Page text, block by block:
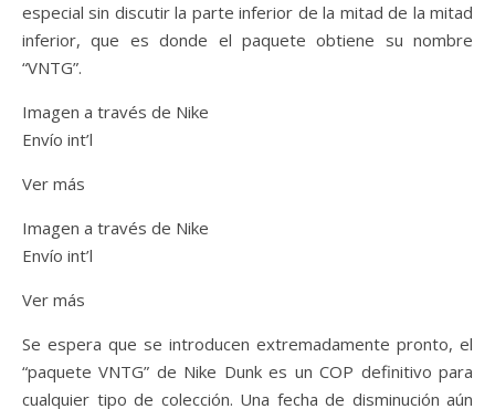
especial sin discutir la parte inferior de la mitad de la mitad
inferior, que es donde el paquete obtiene su nombre
“VNTG”.
Imagen a través de Nike
Envío int’l
Ver más
Imagen a través de Nike
Envío int’l
Ver más
Se espera que se introducen extremadamente pronto, el
“paquete VNTG” de Nike Dunk es un COP definitivo para
cualquier tipo de colección. Una fecha de disminución aún